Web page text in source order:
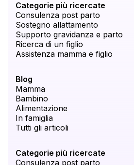
Categorie più ricercate
Consulenza post parto
Sostegno allattamento
Supporto gravidanza e parto
Ricerca di un figlio
Assistenza mamma e figlio
Blog
Mamma
Bambino
Alimentazione
In famiglia
Tutti gli articoli
Categorie più ricercate
Consulenza post parto